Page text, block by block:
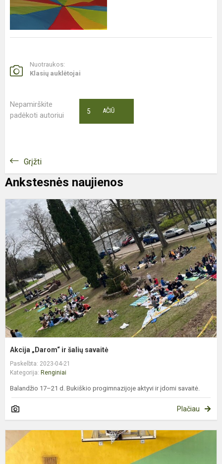
Nuotraukos:
Klasių auklėtojai
Nepamirškite
padėkoti autoriui
AČIŪ
5
Grįžti
Ankstesnės naujienos
Akcija „Darom“ ir šalių savaitė
Paskelbta: 2023-04-21
Kategorija: Renginiai
Balandžio 17–21 d. Bukiškio progimnazijoje aktyvi ir įdomi savaitė.
Plačiau